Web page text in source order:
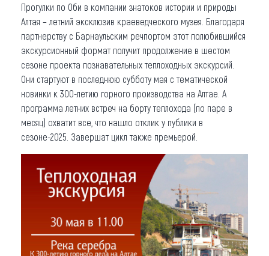
Прогулки по Оби в компании знатоков истории и природы
Алтая – летний эксклюзив краеведческого музея. Благодаря
партнерству с Барнаульским речпортом этот полюбившийся
экскурсионный формат получит продолжение в шестом
сезоне проекта познавательных теплоходных экскурсий.
Они стартуют в последнюю субботу мая с тематической
новинки к 300-летию горного производства на Алтае. А
программа летних встреч на борту теплохода (по паре в
месяц) охватит все, что нашло отклик у публики в
сезоне-2025. Завершат цикл также премьерой.